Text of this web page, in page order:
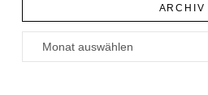
ARCHIV
Archiv